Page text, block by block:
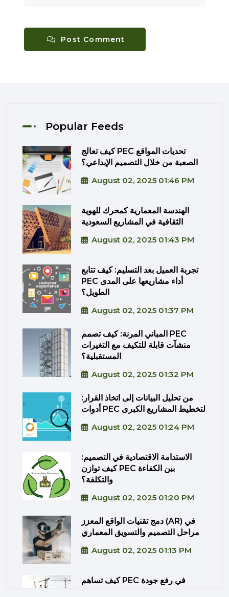
Post Comment
Popular Feeds
كيف تعالج PEC تحديات المواقع
الصعبة من خلال التصميم الإبداعي؟
August 02, 2025 01:46 PM
الهندسة المعمارية كمحرك للهوية
الثقافية في المشاريع السعودية
August 02, 2025 01:43 PM
تجربة العميل بعد التسليم: كيف تتابع
PEC أداء مشاريعها على المدى
الطويل؟
August 02, 2025 01:37 PM
المباني المرنة: كيف تصمم PEC
منشآت قابلة للتكيف مع التغيرات
المستقبلية؟
August 02, 2025 01:32 PM
من تحليل البيانات إلى اتخاذ القرار:
أدوات PEC لتخطيط المشاريع الكبرى
August 02, 2025 01:24 PM
الاستدامة الاقتصادية في التصميم:
كيف توازن PEC بين الكفاءة
والتكلفة؟
August 02, 2025 01:20 PM
دمج تقنيات الواقع المعزز (AR) في
مراحل التصميم والتسويق المعماري
August 02, 2025 01:13 PM
كيف تساهم PEC في رفع جودة